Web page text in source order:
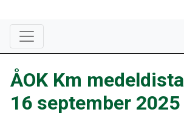
ÅOK Km
16 september 2025